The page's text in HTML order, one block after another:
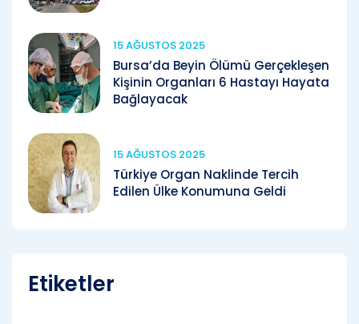
15 AĞUSTOS 2025
Bursa’da Beyin Ölümü Gerçekleşen
Kişinin Organları 6 Hastayı Hayata
Bağlayacak
15 AĞUSTOS 2025
Türkiye Organ Naklinde Tercih
Edilen Ülke Konumuna Geldi
Etiketler